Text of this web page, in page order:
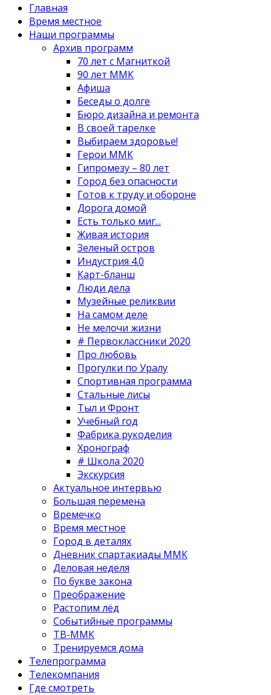
Главная
Время местное
Наши программы
Архив программ
70 лет с Магниткой
90 лет ММК
Афиша
Беседы о долге
Бюро дизайна и ремонта
В своей тарелке
Выбираем здоровье!
Герои ММК
Гипромезу – 80 лет
Город без опасности
Готов к труду и обороне
Дорога домой
Есть только миг...
Живая история
Зеленый остров
Индустрия 4.0
Карт-бланш
Люди дела
Музейные реликвии
На самом деле
Не мелочи жизни
# Первоклассники 2020
Про любовь
Прогулки по Уралу
Спортивная программа
Стальные лисы
Тыл и Фронт
Учебный год
Фабрика рукоделия
Хронограф
# Школа 2020
Экскурсия
Актуальное интервью
Большая перемена
Времечко
Время местное
Город в деталях
Дневник спартакиады ММК
Деловая неделя
По букве закона
Преображение
Растопим лёд
Событийные программы
ТВ-ММК
Тренируемся дома
Телепрограмма
Телекомпания
Где смотреть